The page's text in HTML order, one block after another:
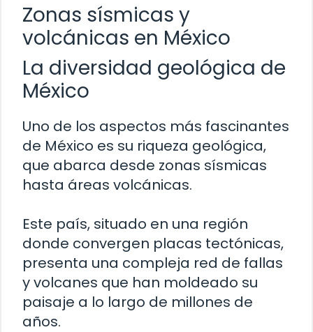
Zonas sísmicas y
volcánicas en México
La diversidad geológica de
México
Uno de los aspectos más fascinantes
de México es su riqueza geológica,
que abarca desde zonas sísmicas
hasta áreas volcánicas.
Este país, situado en una región
donde convergen placas tectónicas,
presenta una compleja red de fallas
y volcanes que han moldeado su
paisaje a lo largo de millones de
años.